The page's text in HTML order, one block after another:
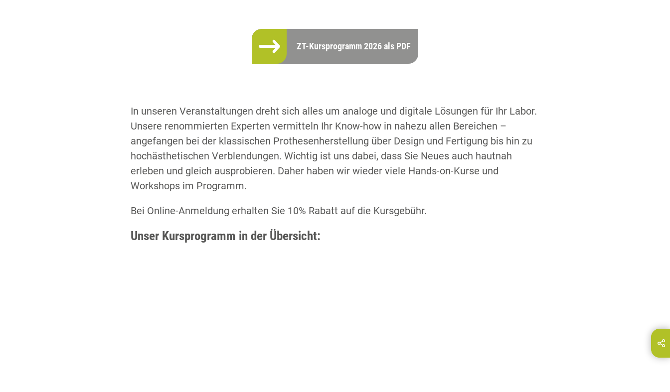
ZT-Kursprogramm 2026 als PDF
In unseren Veranstaltungen dreht sich alles um analoge und digitale Lösungen für Ihr Labor.
Unsere renommierten Experten vermitteln Ihr Know-how in nahezu allen Bereichen –
angefangen bei der klassischen Prothesenherstellung über Design und Fertigung bis hin zu
hochästhetischen Verblendungen. Wichtig ist uns dabei, dass Sie Neues auch hautnah
erleben und gleich ausprobieren. Daher haben wir wieder viele Hands-on-Kurse und
Workshops im Programm.
Bei Online-Anmeldung erhalten Sie 10% Rabatt auf die Kursgebühr.
Unser Kursprogramm in der Übersicht: